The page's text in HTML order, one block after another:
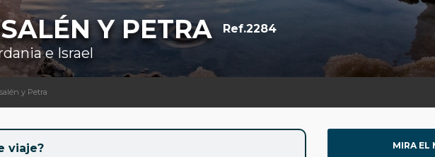
Y PETRA Ref.2284
e Israel
y Petra
viaje? MIRA EL